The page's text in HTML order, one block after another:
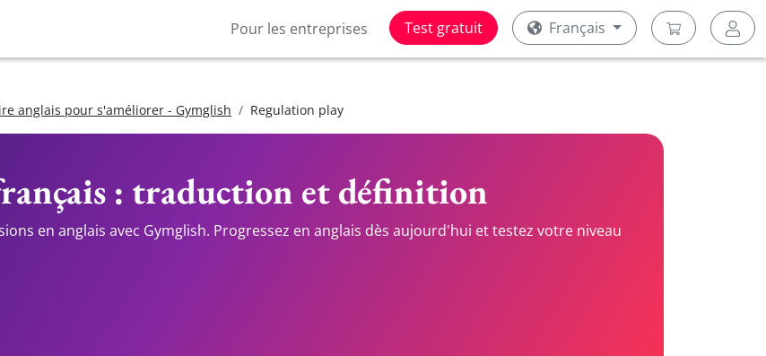
Pour les entreprises Test gratuit Français
anglais pour s'améliorer - Gymglish Regulation play
: traduction et définition
en anglais avec Gymglish. Progressez en anglais dès aujourd'hui et testez votre niveau